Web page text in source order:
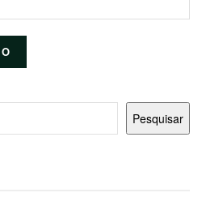
Pesquisar